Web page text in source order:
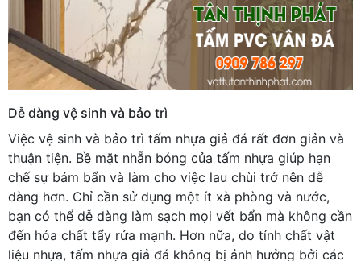
Dễ dàng vệ sinh và bảo trì
Việc vệ sinh và bảo trì tấm nhựa giả đá rất đơn giản và
thuận tiện. Bề mặt nhẵn bóng của tấm nhựa giúp hạn
chế sự bám bẩn và làm cho việc lau chùi trở nên dễ
dàng hơn. Chỉ cần sử dụng một ít xà phòng và nước,
bạn có thể dễ dàng làm sạch mọi vết bẩn mà không cần
đến hóa chất tẩy rửa mạnh. Hơn nữa, do tính chất vật
liệu nhựa, tấm nhựa giả đá không bị ảnh hưởng bởi các